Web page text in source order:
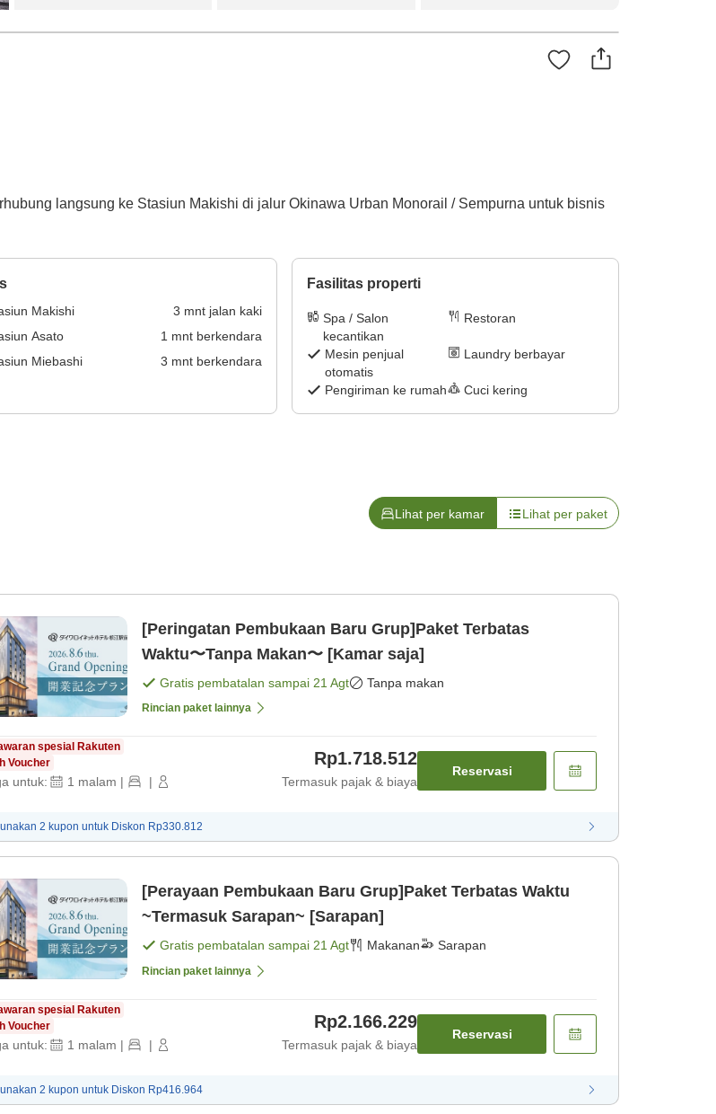
langsung ke Stasiun Makishi di jalur Okinawa Urban Monorail / Sempurna untuk bisnis
Makishi 3 mnt jalan kaki
Asato
1 mnt berkendara
Miebashi
3 mnt berkendara
Fasilitas properti
Spa / Salon
kecantikan
Restoran
Mesin penjual
otomatis
Laundry berbayar
Pengiriman ke rumah Cuci kering
Lihat per kamar Lihat per paket
[Peringatan Pembukaan Baru Grup]Paket Terbatas
Waktu〜Tanpa Makan〜 [Kamar saja]
Gratis pembatalan sampai 21 Agt Tanpa makan
Rincian paket lainnya
spesial Rakuten
Voucher
untuk: 1 malam | |
Rp1.718.512
Termasuk pajak & biaya
Reservasi
2 kupon untuk Diskon Rp330.812
[Perayaan Pembukaan Baru Grup]Paket Terbatas Waktu
~Termasuk Sarapan~ [Sarapan]
Gratis pembatalan sampai 21 Agt Makanan Sarapan
Rincian paket lainnya
spesial Rakuten
Voucher
untuk: 1 malam | |
Rp2.166.229
Termasuk pajak & biaya
Reservasi
2 kupon untuk Diskon Rp416.964